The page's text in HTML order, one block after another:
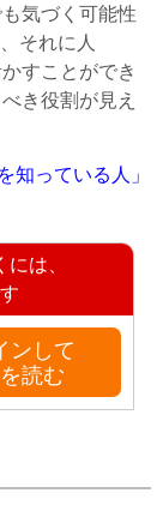
気づく可能性
それに人
すことができ
き役割が見え
知っている人」
は、
ンして
読む